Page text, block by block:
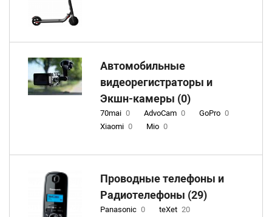
Автомобильные
видеорегистраторы и
Экшн-камеры (0)
70mai 0 AdvoCam 0 GoPro 0
Xiaomi 0 Mio 0
Проводные телефоны и
Радиотелефоны (29)
Panasonic 0 teXet 20